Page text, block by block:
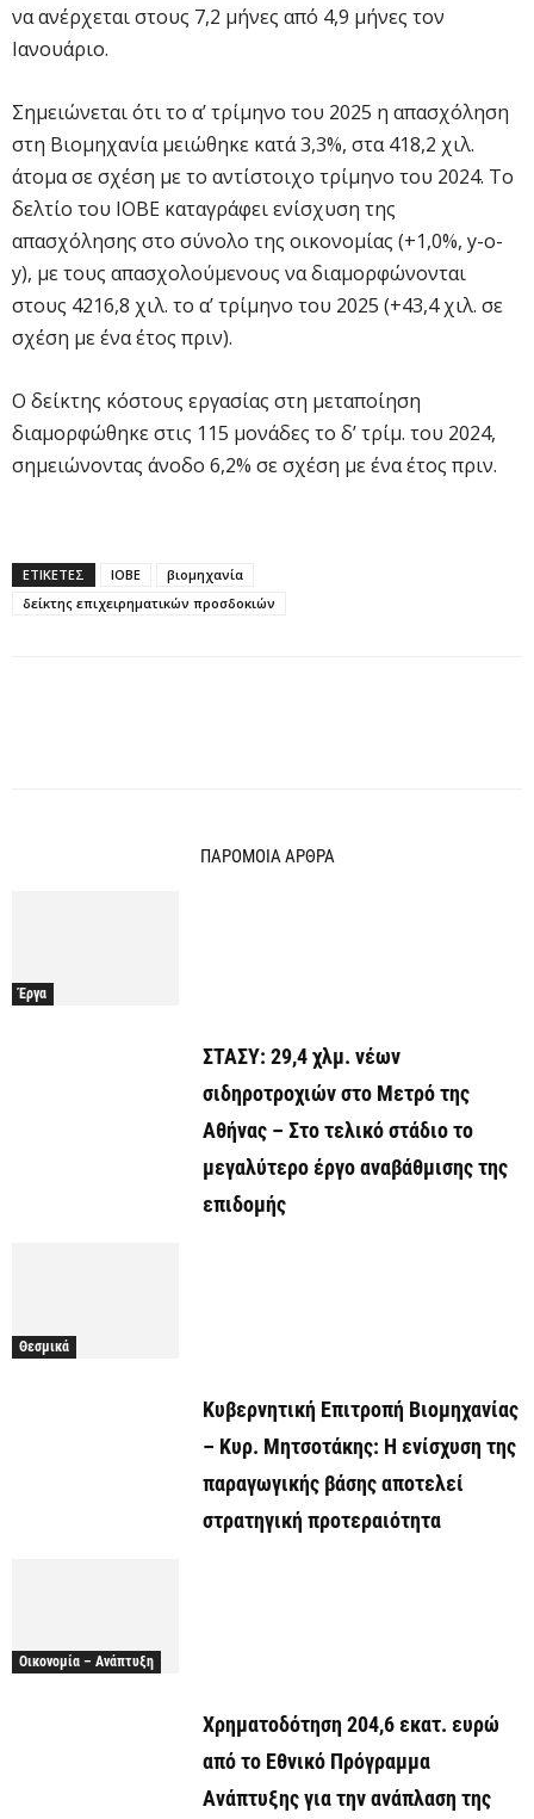
να ανέρχεται στους 7,2 μήνες από 4,9 μήνες τον
Ιανουάριο.
Σημειώνεται ότι το α’ τρίμηνο του 2025 η απασχόληση
στη Βιομηχανία μειώθηκε κατά 3,3%, στα 418,2 χιλ.
άτομα σε σχέση με το αντίστοιχο τρίμηνο του 2024. Το
δελτίο του ΙΟΒΕ καταγράφει ενίσχυση της
απασχόλησης στο σύνολο της οικονομίας (+1,0%, y-o-
y), με τους απασχολούμενους να διαμορφώνονται
στους 4216,8 χιλ. το α’ τρίμηνο του 2025 (+43,4 χιλ. σε
σχέση με ένα έτος πριν).
Ο δείκτης κόστους εργασίας στη μεταποίηση
διαμορφώθηκε στις 115 μονάδες το δ’ τρίμ. του 2024,
σημειώνοντας άνοδο 6,2% σε σχέση με ένα έτος πριν.
ΕΤΙΚΕΤΕΣ IOBE
βιομηχανία
δείκτης επιχειρηματικών προσδοκιών
ΠΑΡΟΜΟΙΑ ΑΡΘΡΑ
Έργα
ΣΤΑΣΥ: 29,4 χλμ. νέων
σιδηροτροχιών στο Μετρό της
Αθήνας – Στο τελικό στάδιο το
μεγαλύτερο έργο αναβάθμισης της
επιδομής
Θεσμικά
Κυβερνητική Επιτροπή Βιομηχανίας
– Κυρ. Μητσοτάκης: Η ενίσχυση της
παραγωγικής βάσης αποτελεί
στρατηγική προτεραιότητα
Οικονομία – Ανάπτυξη
Χρηματοδότηση 204,6 εκατ. ευρώ
από το Εθνικό Πρόγραμμα
Ανάπτυξης για την ανάπλαση της